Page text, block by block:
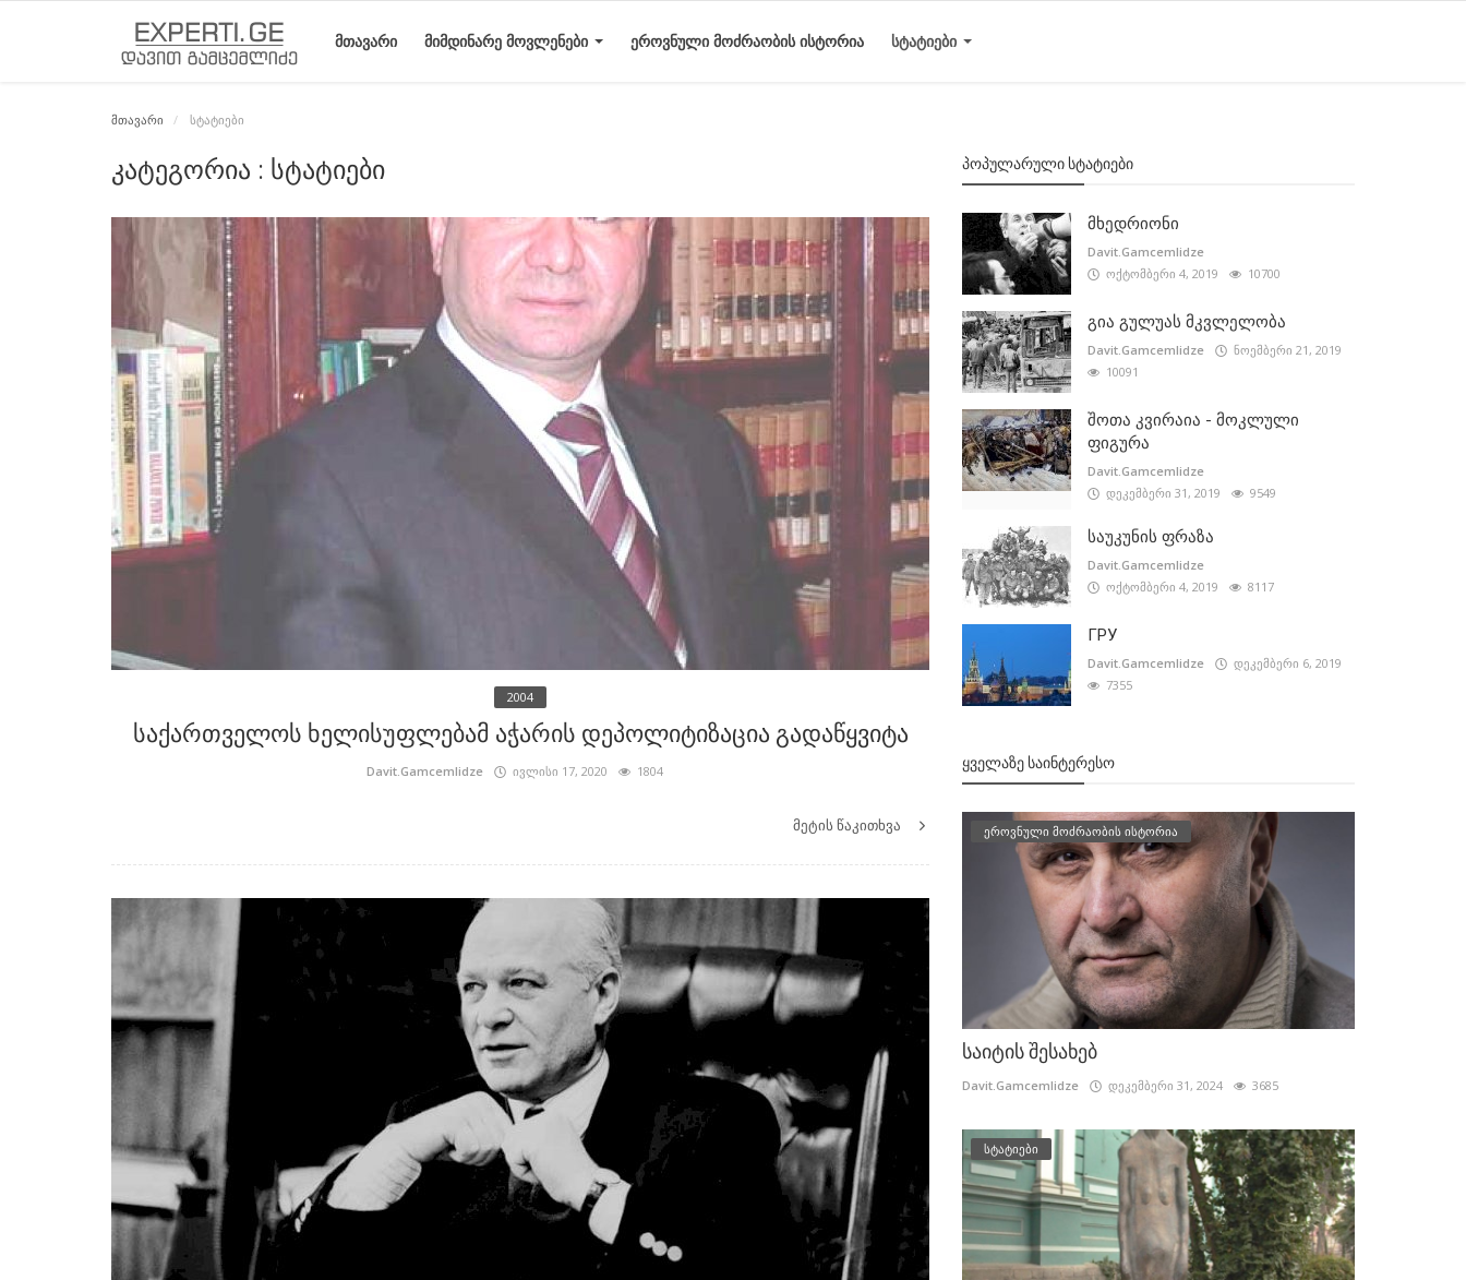
ᲛᲗᲐᲕᲐᲠᲘ ᲛᲘᲛᲓᲘᲜᲐᲠᲔ ᲛᲝᲕᲚᲔᲜᲔᲑᲘ ᲔᲠᲝᲕᲜᲣᲚᲘ ᲛᲝᲫᲠᲐᲝᲑᲘᲡ ᲘᲡᲢᲝᲠᲘᲐ ᲡᲢᲐᲢᲘᲔᲑᲘ
მოვლენები
მოძრაობის
მთავარი სტატიები
კატეგორია : სტატიები
2004
საქართველოს ხელისუფლებამ აჭარის დეპოლიტიზაცია გადაწყვიტა
Davit.Gamcemlidze ივლისი 17, 2020 1804
მეტის წაკითხვა
ᲞᲝᲞᲣᲚᲐᲠᲣᲚᲘ ᲡᲢᲐᲢᲘᲔᲑᲘ
მხედრიონი
Davit.Gamcemlidze
ოქტომბერი 4, 2019
10700
გია გულუას მკვლელობა
Davit.Gamcemlidze
ნოემბერი 21, 2019
10091
შოთა კვირაია - მოკლული
ფიგურა
Davit.Gamcemlidze
დეკემბერი 31, 2019
9549
საუკუნის ფრაზა
Davit.Gamcemlidze
ოქტომბერი 4, 2019
8117
ГРУ
Davit.Gamcemlidze
დეკემბერი 6, 2019
7355
ᲧᲕᲔᲚᲐᲖᲔ ᲡᲐᲘᲜᲢᲔᲠᲔᲡᲝ
ეროვნული მოძრაობის ისტორია
საიტის შესახებ
Davit.Gamcemlidze დეკემბერი 31, 2024 3685
სტატიები